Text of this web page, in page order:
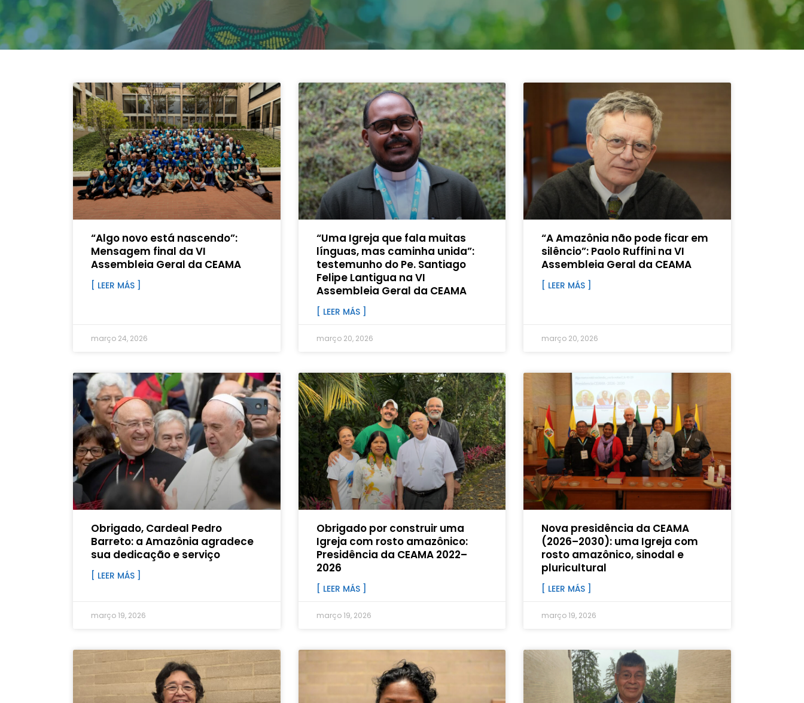
“Algo novo está nascendo”:
Mensagem final da VI
Assembleia Geral da CEAMA
[ LEER MÁS ]
março 24, 2026
“Uma Igreja que fala muitas
línguas, mas caminha unida”:
testemunho do Pe. Santiago
Felipe Lantigua na VI
Assembleia Geral da CEAMA
[ LEER MÁS ]
março 20, 2026
“A Amazônia não pode ficar em
silêncio”: Paolo Ruffini na VI
Assembleia Geral da CEAMA
[ LEER MÁS ]
março 20, 2026
Obrigado, Cardeal Pedro
Barreto: a Amazônia agradece
sua dedicação e serviço
[ LEER MÁS ]
março 19, 2026
Obrigado por construir uma
Igreja com rosto amazônico:
Presidência da CEAMA 2022–
2026
[ LEER MÁS ]
março 19, 2026
Nova presidência da CEAMA
(2026–2030): uma Igreja com
rosto amazônico, sinodal e
pluricultural
[ LEER MÁS ]
março 19, 2026